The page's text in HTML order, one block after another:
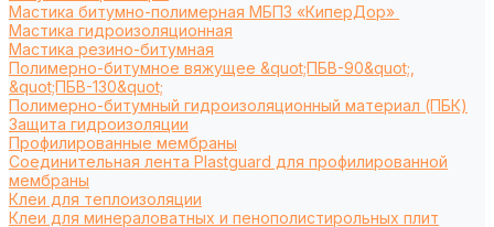
Мастика битумно-полимерная МБПЗ «КиперДор»
Мастика гидроизоляционная
Мастика резино-битумная
Полимерно-битумное вяжущее &quot;ПБВ-90&quot;,
&quot;ПБВ-130&quot;
Полимерно-битумный гидроизоляционный материал (ПБК)
Защита гидроизоляции
Профилированные мембраны
Соединительная лента Plastguard для профилированной
мембраны
Клеи для теплоизоляции
Клеи для минераловатных и пенополистирольных плит